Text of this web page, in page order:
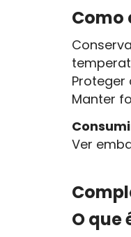
Como
Proteger
Manter
Ver
O que